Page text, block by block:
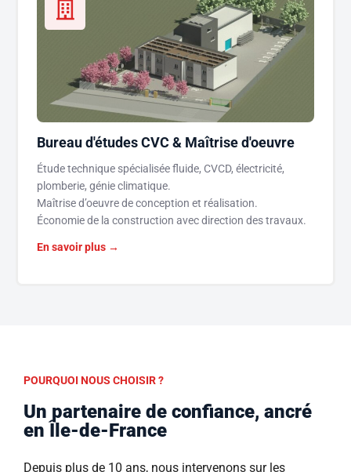
Bureau d'études CVC & Maîtrise d'oeuvre
Étude technique spécialisée fluide, CVCD, électricité,
plomberie, génie climatique.
Maîtrise d’oeuvre de conception et réalisation.
Économie de la construction avec direction des travaux.
En savoir plus →
POURQUOI NOUS CHOISIR ?
Un partenaire de confiance, ancré
en Île-de-France
Depuis plus de 10 ans, nous intervenons sur les